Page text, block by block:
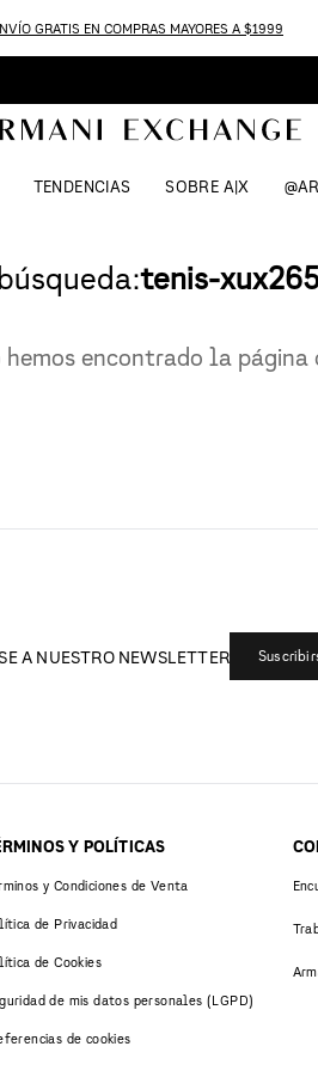
GRATIS EN COMPRAS MAYORES A $1999
TENDENCIAS SOBRE A|X
tenis-
hemos encontrado la página
A NUESTRO NEWSLETTER
Y POLÍTICAS
y Condiciones de Venta
de Privacidad
de Cookies
de mis datos personales (LGPD)
de cookies